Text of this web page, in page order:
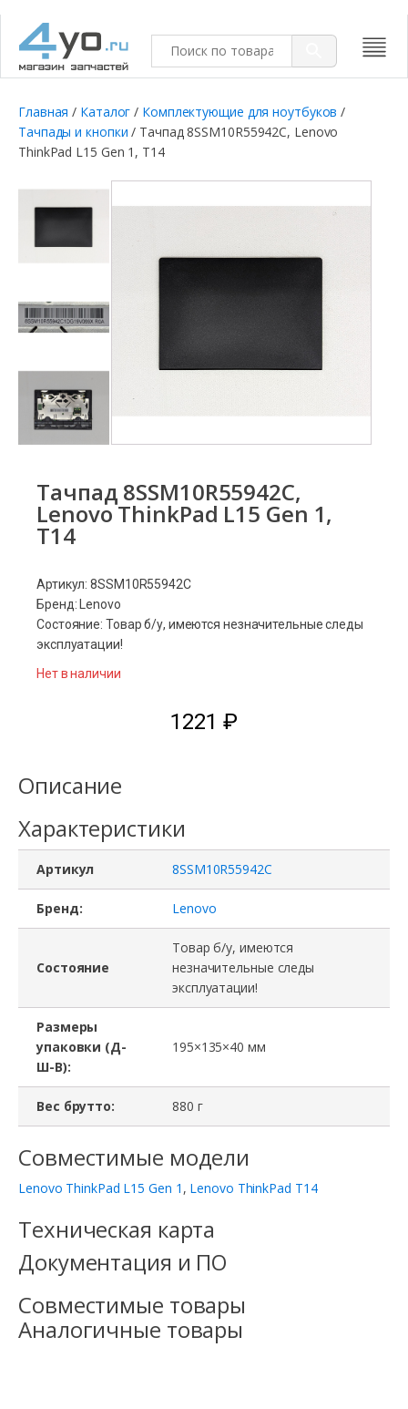
Главная / Каталог / Комплектующие для ноутбуков /
Тачпады и кнопки / Тачпад 8SSM10R55942C, Lenovo
ThinkPad L15 Gen 1, T14
Тачпад 8SSM10R55942C,
Lenovo ThinkPad L15 Gen 1,
T14
Артикул: 8SSM10R55942C
Бренд: Lenovo
Состояние: Товар б/у, имеются незначительные следы
эксплуатации!
Нет в наличии
1221 ₽
Описание
Характеристики
Артикул 8SSM10R55942C
Бренд: Lenovo
Состояние
Товар б/у, имеются
незначительные следы
эксплуатации!
Размеры
упаковки (Д-
Ш-В):
195×135×40 мм
Вес брутто: 880 г
Совместимые модели
Lenovo ThinkPad L15 Gen 1 , Lenovo ThinkPad T14
Техническая карта
Документация и ПО
Совместимые товары
Аналогичные товары